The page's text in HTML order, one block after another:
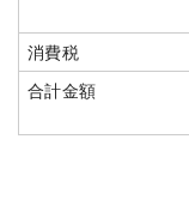
消費税
合計金額